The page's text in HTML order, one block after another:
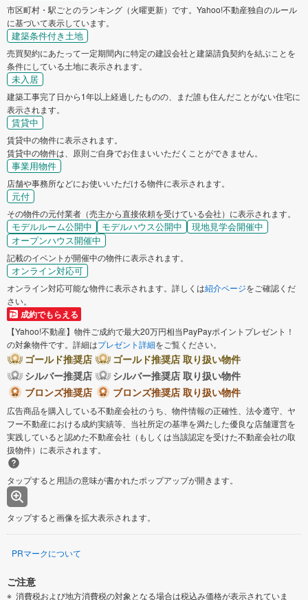
市区町村・駅ごとのランキング（火曜更新）です。Yahoo!不動産独自のルール
に基づいて表示しています。
建築条件付き土地
売買契約にあたって一定期間内に特定の建設会社と建築請負契約を結ぶことを
条件にしている土地に表示されます。
未入居
建築工事完了日から1年以上経過したものの、まだ誰も住んだことがない住宅に
表示されます。
賃貸中
賃貸中の物件に表示されます。
賃貸中の物件は、原則ご自身でお住まいいただくことができません。
事業用物件
店舗や事務所などにお使いいただける物件に表示されます。
元付
その物件の元付業者（売主から直接依頼を受けている会社）に表示されます。
モデルルーム公開中 モデルハウス公開中
現地見学会開催中
オープンハウス開催中
記載のイベントが開催中の物件に表示されます。
オンライン対応可
オンライン対応可能な物件に表示されます。詳しくは紹介ページをご確認くだ
さい。
成約でもらえる
【Yahoo!不動産】物件ご成約で最大20万円相当PayPayポイントプレゼント！
の対象物件です。詳細はプレゼント詳細をご覧ください。
ゴールド推奨店
ゴールド推奨店 取り扱い物件
シルバー推奨店
シルバー推奨店 取り扱い物件
ブロンズ推奨店
ブロンズ推奨店 取り扱い物件
広告商品を購入している不動産会社のうち、物件情報の正確性、法令遵守、ヤ
フー不動産における成約実績等、当社所定の基準を満たした優良な店舗運営を
実践していると認めた不動産会社（もしくは当該認定を受けた不動産会社の取
扱物件）に表示されます。
タップすると用語の意味が書かれたポップアップが開きます。
タップすると画像を拡大表示されます。
PRマークについて
ご注意
消費税および地方消費税の対象となる場合は税込み価格が表示されていま